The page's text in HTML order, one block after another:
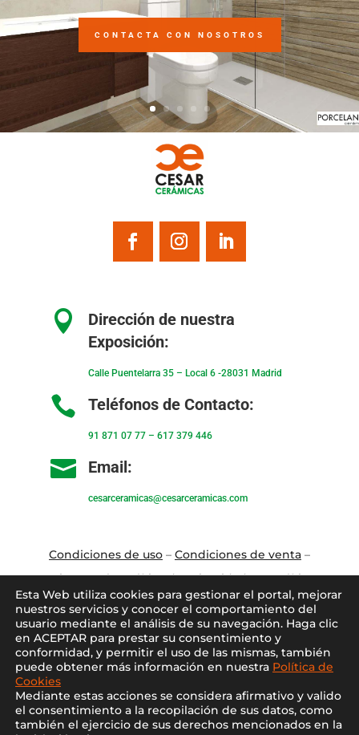
CONTACTA CON NOSOTROS

Dirección de nuestra
Exposición:
Calle Puentelarra 35 – Local 6 -28031 Madrid
 Teléfonos de Contacto:
91 871 07 77– 617 379 446
 Email:
cesarceramicas@cesarceramicas.com
Condiciones de uso– Condiciones de venta–
Aviso Legal–Política de privacidad –Política
de cookies
Blog–Contacto–Conócenos –Mi Cuenta
Esta Web utiliza cookies para gestionar el portal, mejorar
nuestros servicios y conocer el comportamiento del
usuario mediante el análisis de su navegación. Haga clic
en ACEPTAR para prestar su consentimiento y
conformidad, y permitir el uso de las mismas, también
puede obtener más información en nuestra Política de
Cookies
Mediante estas acciones se considera afirmativo y valido
el consentimiento a la recopilación de sus datos, como
también el ejercicio de sus derechos mencionados en la